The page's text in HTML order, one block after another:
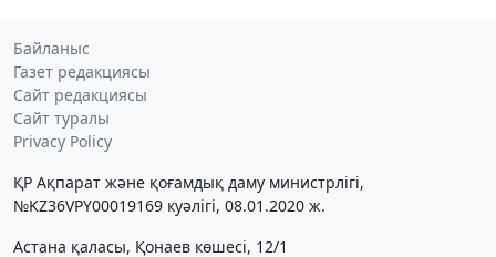
Байланыс
Газет редакциясы
Сайт редакциясы
Сайт туралы
Privacy Policy
ҚР Ақпарат және қоғамдық даму министрлігі,
№KZ36VPY00019169 куәлігі, 08.01.2020 ж.
Астана қаласы, Қонаев көшесі, 12/1